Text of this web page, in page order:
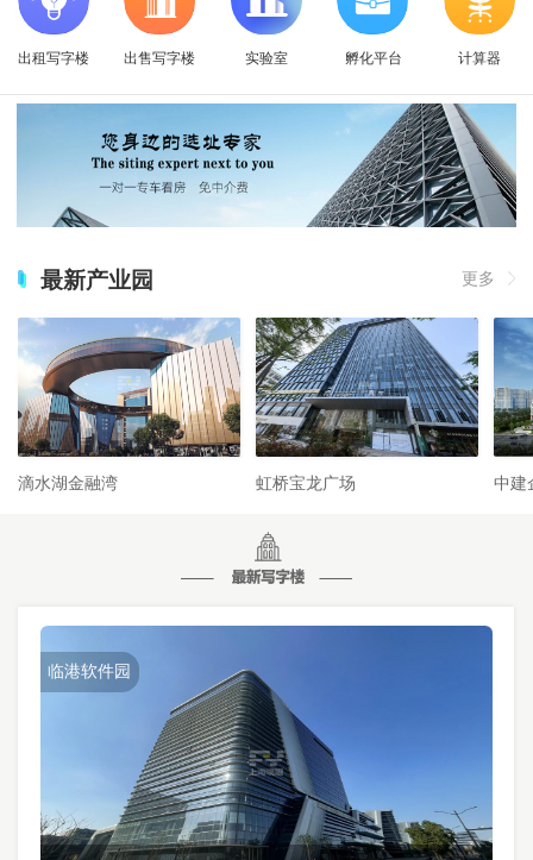
出租写字楼 出售写字楼 实验室 孵化平台 计算器
最新产业园 更多
滴水湖金融湾 虹桥宝龙广场 中建
临港软件园